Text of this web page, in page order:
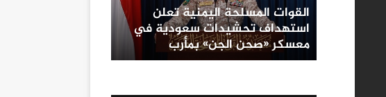
القوات المسلحة اليمنية تعلن
استهداف تحشيدات سعودية في
معسكر «صحن الجن» بمأرب